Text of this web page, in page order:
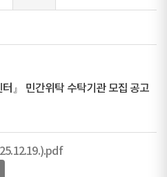
』 민간위탁 수탁기관 모집 공고